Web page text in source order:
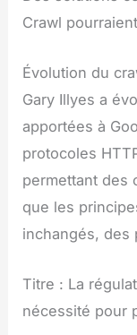
Crawl
Évolution du
Gary Illyes a
apportées à
protocoles
permettant des
que les
inchangés, des
Titre : La
nécessité pour